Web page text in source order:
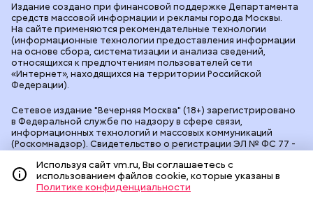
Сетевое издание "Вечерняя Москва" (18+) зарегистрировано
в Федеральной службе по надзору в сфере связи,
информационных технологий и массовых коммуникаций
(Роскомнадзор). Свидетельство о регистрации ЭЛ № ФС 77 -
"Вечерняя Москва". Главный редакторvm.ru: Александр
Геннадьевич Глуходедов. Адрес редакции: 127015, г.Москва,
Бумажный пр-д, д. 14, стр. 2. Телефон:+7(499)557-04-24
Издание создано при финансовой поддержке Департамента
средств массовой информации и рекламы города Москвы.
На сайте применяются рекомендательные технологии
(информационные технологии предоставления информации
на основе сбора, систематизации и анализа сведений,
относящихся к предпочтениям пользователей сети
«Интернет», находящихся на территории Российской
Федерации).
Используя сайт vm.ru, Вы соглашаетесь с
использованием файлов cookie, которые указаны в
Политике конфиденциальности